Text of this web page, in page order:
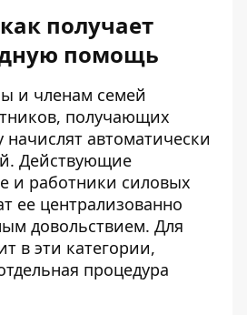
получает
помощь
и членам семей
получающих
автоматически
Действующие
и работники силовых
ее централизованно
довольствием. Для
в эти категории,
процедура